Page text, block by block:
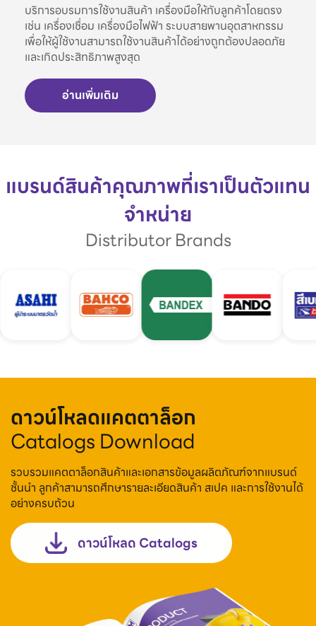
บริการอบรมการใช้งานสินค้า เครื่องมือให้กับลูกค้าโดยตรง
เช่น เครื่องเชื่อม เครื่องมือไฟฟ้า ระบบสายพานอุตสาหกรรม
เพื่อให้ผู้ใช้งานสามารถใช้งานสินค้าได้อย่างถูกต้องปลอดภัย
และเกิดประสิทธิภาพสูงสุด
อ่านเพิ่มเติม
แบรนด์สินค้าคุณภาพที่เราเป็นตัวแทน
จำหน่าย
Distributor Brands
ดาวน์โหลดแคตตาล็อก
Catalogs Download
รวบรวมแคตตาล็อกสินค้าและเอกสารข้อมูลผลิตภัณฑ์จากแบรนด์
ชั้นนำ ลูกค้าสามารถศึกษารายละเอียดสินค้า สเปค และการใช้งานได้
อย่างครบถ้วน
ดาวน์โหลด Catalogs